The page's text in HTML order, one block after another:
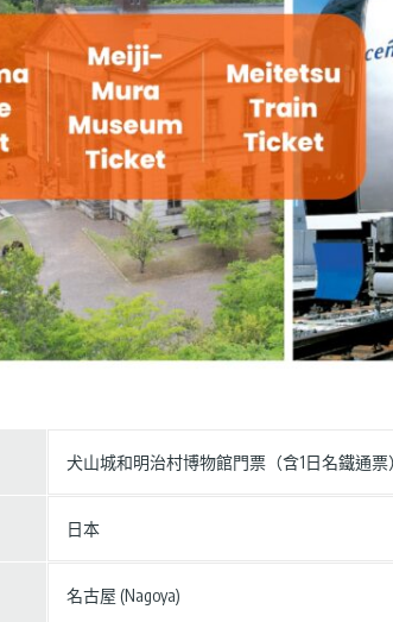
犬山城和明治村博物館門票（含1日名鐵通票
日本
名古屋 (Nagoya)